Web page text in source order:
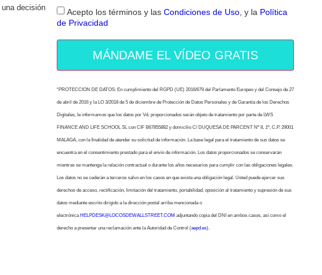
decisión Acepto los términos y las Condiciones de Uso, y la Política
de Privacidad
MÁNDAME EL VÍDEO GRATIS
“PROTECCION DE DATOS: En cumplimiento del RGPD (UE) 2016/679 del Parlamento Europeo y del Consejo de 27
de abril de 2016 y la LO 3/2018 de 5 de diciembre de Protección de Datos Personales y de Garantía de los Derechos
Digitales, le informamos que los datos por Vd. proporcionados serán objeto de tratamiento por parte de LWS
FINANCE AND LIFE SCHOOL SL con CIF B67855882 y domicilio C/ DUQUESA DE PARCENT Nº 8, 1º, C.P. 29001
MALAGA, con la finalidad de atender su solicitud de información. La base legal para el tratamiento de sus datos se
encuentra en el consentimiento prestado para el envío de información. Los datos proporcionados se conservarán
mientras se mantenga la relación contractual o durante los años necesarios para cumplir con las obligaciones legales.
Los datos no se cederán a terceros salvo en los casos en que exista una obligación legal. Usted puede ejercer sus
derechos de acceso, rectificación, limitación del tratamiento, portabilidad, oposición al tratamiento y supresión de sus
datos mediante escrito dirigido a la dirección postal arriba mencionada o
electrónica HELPDESK@LOCOSDEWALLSTREET.COM adjuntando copia del DNI en ambos casos, así como el
derecho a presentar una reclamación ante la Autoridad de Control (aepd.es).